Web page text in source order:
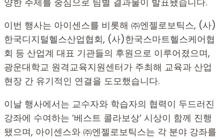
이번 행사는 아이센스를 비롯해 ㈜엔젤로보틱스, (사)
한국디지털헬스산업협회, (사)한국스마트헬스케어협
회 등 산업계 대표 기관들의 후원으로 이루어졌으며,
광운대학교 원격교육지원센터가 주최해 교육과 산업
현장 간 유기적인 연결을 도모했습니다.
이날 행사에서는 교수자와 학습자의 협력이 두드러진
강좌에 수여하는 ‘베스트 콜라보상’ 시상이 함께 진행
됐으며, 아이센스와 ㈜엔젤로보틱스는 각 분야 강좌를